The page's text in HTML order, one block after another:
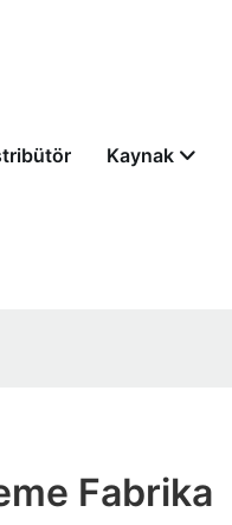
Kaynak
Fabrika